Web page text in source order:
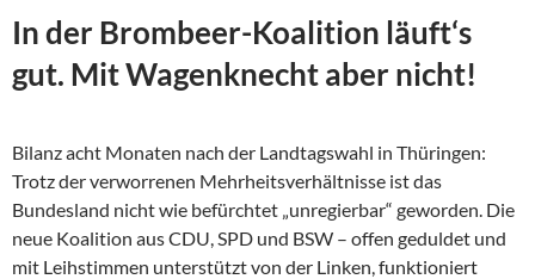
In der Brombeer-Koalition läuft‘s
gut. Mit Wagenknecht aber nicht!
Bilanz acht Monaten nach der Landtagswahl in Thüringen:
Trotz der verworrenen Mehrheitsverhältnisse ist das
Bundesland nicht wie befürchtet „unregierbar“ geworden. Die
neue Koalition aus CDU, SPD und BSW – offen geduldet und
mit Leihstimmen unterstützt von der Linken, funktioniert